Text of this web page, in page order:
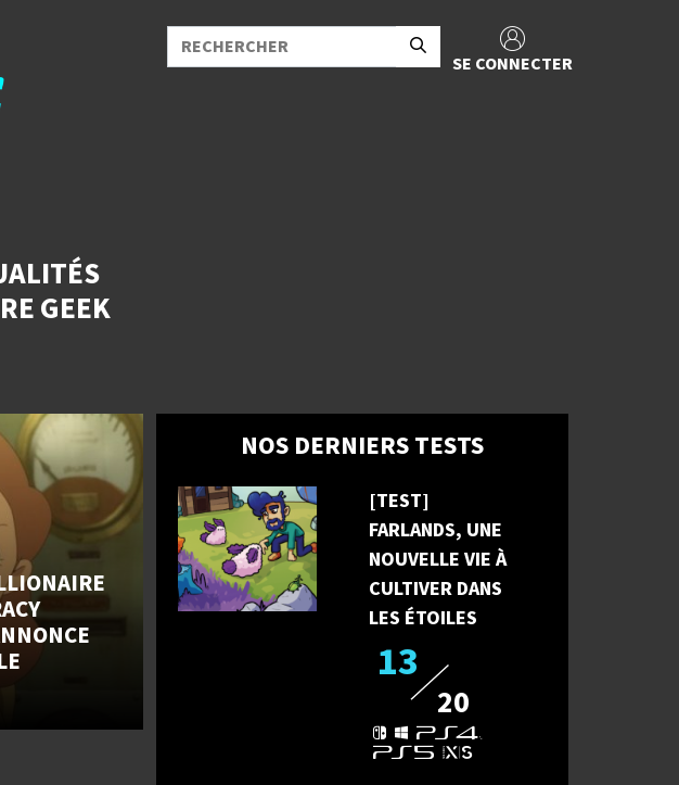
SE CONNECTER
GEEK
NOS DERNIERS TESTS
[TEST]
FARLANDS, UNE
NOUVELLE VIE À
CULTIVER DANS
LES ÉTOILES
13
20